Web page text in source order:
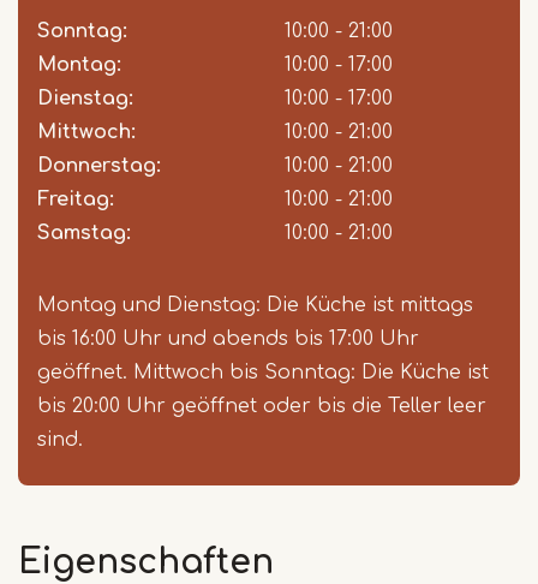
Day
Time
slot
Comment
Sonntag:
10:00 - 21:00
Montag:
10:00 - 17:00
Dienstag:
10:00 - 17:00
Mittwoch:
10:00 - 21:00
Donnerstag:
10:00 - 21:00
Freitag:
10:00 - 21:00
Samstag:
10:00 - 21:00
Montag und Dienstag: Die Küche ist mittags
bis 16:00 Uhr und abends bis 17:00 Uhr
geöffnet. Mittwoch bis Sonntag: Die Küche ist
bis 20:00 Uhr geöffnet oder bis die Teller leer
sind.
Eigenschaften